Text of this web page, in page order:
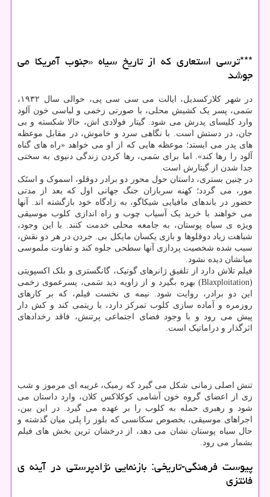
***ترسی استعاری که از تاریخ سیاه «جنوب آمریکا می
جوشد
در شهر کلارکسدیل، ایالت می سی سی پی، حوالی سال ۱۹۳۲،
سَمی، پسر یک کشیش محلی، با صورتی زخمی و لباسی خون آلود
وارد کلیسای پدرش می شود. گیتار فولادی اش، حالا شکسته و بی
جان، در دستش است. با نگاهی سرد و خاموش، در مقابل موعظه
های پدر می ایستد؛ موعظه هایی که از او می خواهد «راه های گناه
آلود را رها کند». اما برای سَمی، رها کردن زندگی دنیوی به سختی
جدا شدن از گیتارش است.
در چنین بستری، داستان حول محور دو برادر دوقلو، اسموک و استَک
مور، می گردد؛ کهنه سربازان جنگ جهانی اول که بعد از مدتی
حضور در باندهای مافیایی شیکاگو، به زادگاه خود بازگشته اند. آنها
می خواهند با خرید یک آسیاب چوب و راه اندازی کلوب موسیقی
ویژه ی سیاه پوستان، به جامعه محلی خدمت کنند. با این وجود،
شباهت زیاد دوقلوها و بازی یکسان مایکل بی. جردن در هر دو نقش،
سبب شده شخصیت پردازی آنها سطحی جلوه کند و تفاوت ملموسی
میانشان دیده نشود.
فیلم تلاش دارد از تلفیق ژانرهای گوتیک، گانگستری و بلک اکسپویتی
(Blaxploitation) بهره بگیرد و از زاویه دید سَمی، پسرعموی زخمی
این دو برادر، روایت شود. نیمه ی نخست فیلم، که بر کارهای
روزمره و آماده سازی کلوب تمرکز دارد، با ریتمی کند و کش دار
پیش می رود و با وجود فضای اجتماعی پرتنش، فاقد رخدادهای
اثرگذار و دراماتیک است.
تنش اصلی زمانی شکل می گیرد که رمیک، غریبه ای مرموز و شب
زی از اعضای گروه خون آشامی کوکلاکس کلان، وارد داستان می
شود و رهبری حمله به کلوب را بر عهده می گیرد. در این بین،
اجراهای موسیقی، بخصوص سکانسی که بلوز را پلی میان گذشته و
حال سیاه پوستان نشان می دهد، از درخشان ترین بخش های فیلم
بشمار می رود.
پیوست فرهنگی-تاریخی: بازنمایی نژادپرستی در آینه ی
فانتزی